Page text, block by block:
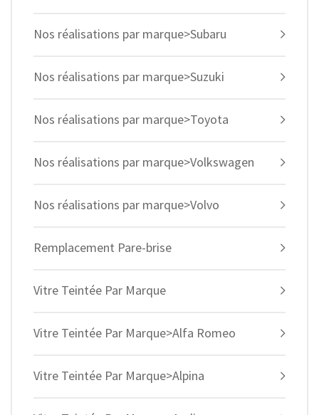
Nos réalisations par marque>Subaru
Nos réalisations par marque>Suzuki
Nos réalisations par marque>Toyota
Nos réalisations par marque>Volkswagen
Nos réalisations par marque>Volvo
Remplacement Pare-brise
Vitre Teintée Par Marque
Vitre Teintée Par Marque>Alfa Romeo
Vitre Teintée Par Marque>Alpina